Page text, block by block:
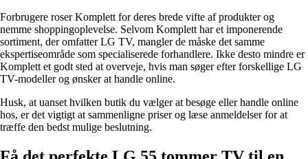
Forbrugere roser Komplett for deres brede vifte af produkter og
nemme shoppingoplevelse. Selvom Komplett har et imponerende
sortiment, der omfatter LG TV, mangler de måske det samme
ekspertiseområde som specialiserede forhandlere. Ikke desto mindre er
Komplett et godt sted at overveje, hvis man søger efter forskellige LG
TV-modeller og ønsker at handle online.
Husk, at uanset hvilken butik du vælger at besøge eller handle online
hos, er det vigtigt at sammenligne priser og læse anmeldelser for at
træffe den bedst mulige beslutning.